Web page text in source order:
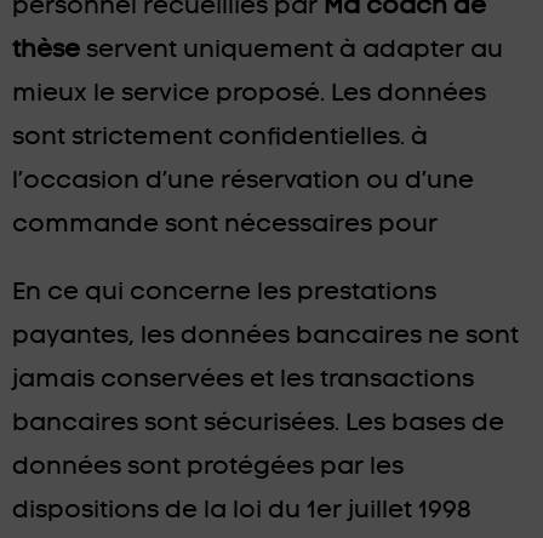
thèse servent uniquement à adapter au
mieux le service proposé. Les données
sont strictement confidentielles. à
l’occasion d’une réservation ou d’une
commande sont nécessaires pour
En ce qui concerne les prestations
payantes, les données bancaires ne sont
jamais conservées et les transactions
bancaires sont sécurisées. Les bases de
données sont protégées par les
dispositions de la loi du 1er juillet 1998